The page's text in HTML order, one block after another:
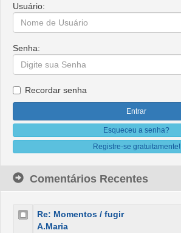
Usuário:
Senha:
Recordar senha
Esqueceu a senha?
Registre-se gratuitamente!
Comentários Recentes
Re: Momentos / fugir
A.Maria